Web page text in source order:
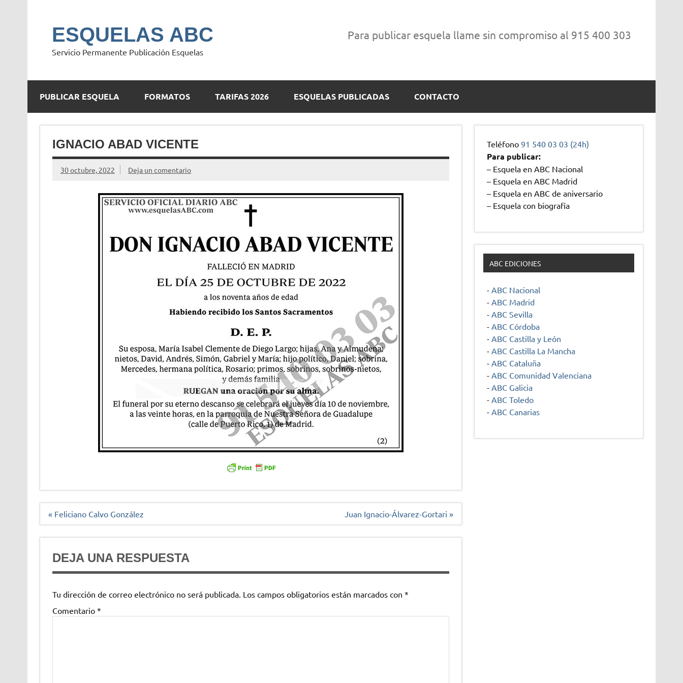
ESQUELAS ABC
Servicio Permanente Publicación Esquelas
Para publicar esquela llame sin compromiso al 915 400 303
PUBLICAR ESQUELA FORMATOS TARIFAS 2026 ESQUELAS PUBLICADAS CONTACTO
IGNACIO ABAD VICENTE
30 octubre, 2022 Deja un comentario
Navegación
« Feliciano Calvo González Juan Ignacio-Álvarez-Gortari »
DEJA UNA RESPUESTA
Tu dirección de correo electrónico no será publicada. Los campos obligatorios están marcados con *
Comentario *
Teléfono91 540 03 03 (24h)
Para publicar:
– Esquela en ABC Nacional
– Esquela en ABC Madrid
– Esquela en ABC de aniversario
– Esquela con biografía
ABC EDICIONES
- ABC Nacional
- ABC Madrid
- ABC Sevilla
- ABC Córdoba
- ABC Castilla y León
- ABC Castilla La Mancha
- ABC Cataluña
- ABC Comunidad Valenciana
- ABC Galicia
- ABC Toledo
- ABC Canarias